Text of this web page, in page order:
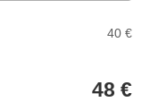
40 €
48 €